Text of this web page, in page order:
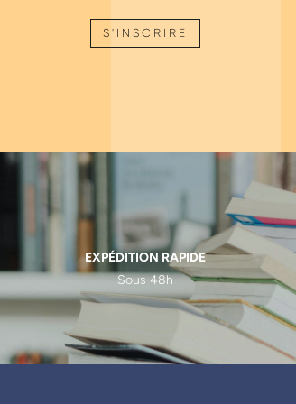
S'INSCRIRE
EXPÉDITION RAPIDE
Sous 48h